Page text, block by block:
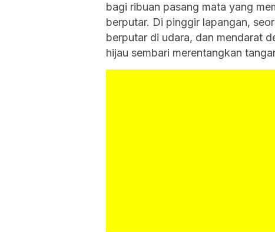
bagi ribuan pasang mata yang
berputar. Di pinggir lapangan,
berputar di udara, dan mendarat
hijau sembari merentangkan